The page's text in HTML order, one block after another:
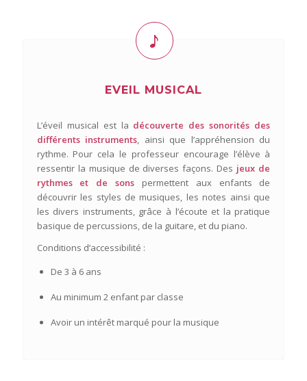
EVEIL MUSICAL
L’éveil musical est la découverte des sonorités des
différents instruments, ainsi que l’appréhension du
rythme. Pour cela le professeur encourage l’élève à
ressentir la musique de diverses façons. Des jeux de
rythmes et de sons permettent aux enfants de
découvrir les styles de musiques, les notes ainsi que
les divers instruments, grâce à l’écoute et la pratique
basique de percussions, de la guitare, et du piano.
Conditions d’accessibilité :
De 3 à 6 ans
Au minimum 2 enfant par classe
Avoir un intérêt marqué pour la musique